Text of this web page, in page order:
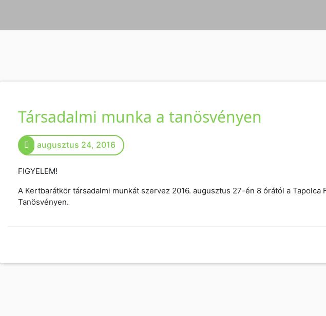
Társadalmi munka a tanösvényen
augusztus 24, 2016
FIGYELEM!
A Kertbarátkör társadalmi munkát szervez 2016. augusztus 27-én 8 órától a Tapolca
Tanösvényen.